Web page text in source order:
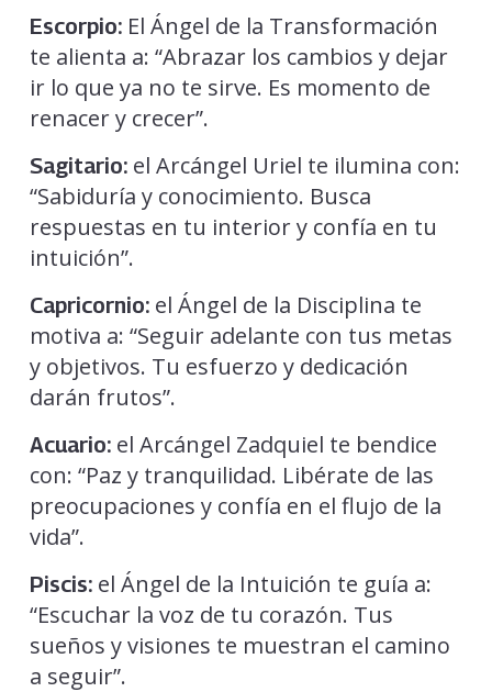
Escorpio:El Ángel de la Transformación
te alienta a: “Abrazar los cambios y dejar
ir lo que ya no te sirve. Es momento de
renacer y crecer”.
Sagitario:el Arcángel Uriel te ilumina con:
“Sabiduría y conocimiento. Busca
respuestas en tu interior y confía en tu
intuición”.
Capricornio:el Ángel de la Disciplina te
motiva a: “Seguir adelante con tus metas
y objetivos. Tu esfuerzo y dedicación
darán frutos”.
Acuario:el Arcángel Zadquiel te bendice
con: “Paz y tranquilidad. Libérate de las
preocupaciones y confía en el flujo de la
vida”.
Piscis:el Ángel de la Intuición te guía a:
“Escuchar la voz de tu corazón. Tus
sueños y visiones te muestran el camino
a seguir”.